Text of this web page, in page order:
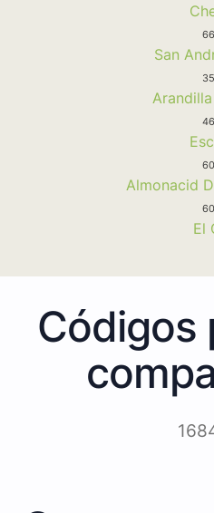
San
Almonacid
El
Códigos